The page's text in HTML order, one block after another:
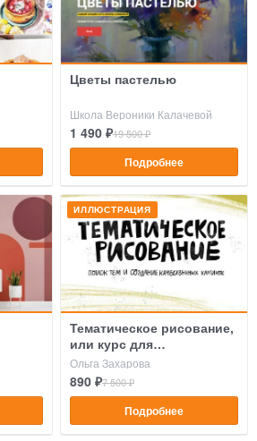
Цветы пастелью
Школа Вероники Калачевой
1 490 ₽19 500 ₽
Подробнее
ИЛЛЮСТРАЦИЯ
Тематическое рисование,
или курс для
продолжающих
осваивать стоки
Ольга Захарова
890 ₽7 500 ₽
Подробнее